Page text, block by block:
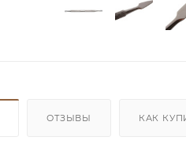
ОТЗЫВЫ КАК